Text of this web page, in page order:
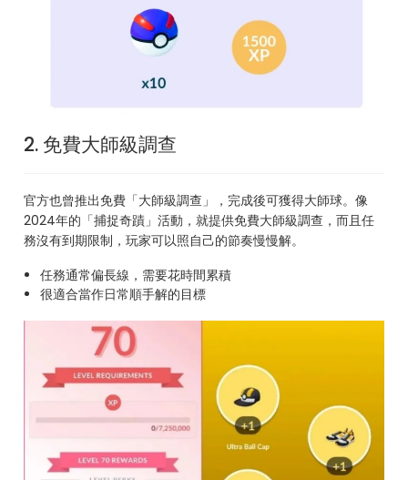
2. 免費大師級調查
官方也曾推出免費「大師級調查」，完成後可獲得大師球。像
2024年的「捕捉奇蹟」活動，就提供免費大師級調查，而且任
務沒有到期限制，玩家可以照自己的節奏慢慢解。
任務通常偏長線，需要花時間累積
很適合當作日常順手解的目標